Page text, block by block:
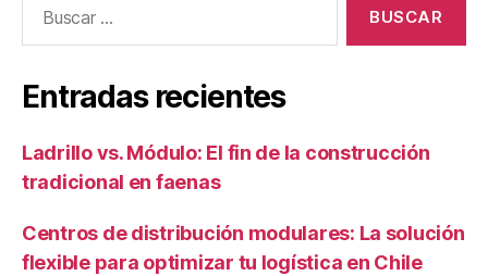
Entradas recientes
Ladrillo vs. Módulo: El fin de la construcción
tradicional en faenas
Centros de distribución modulares: La solución
flexible para optimizar tu logística en Chile